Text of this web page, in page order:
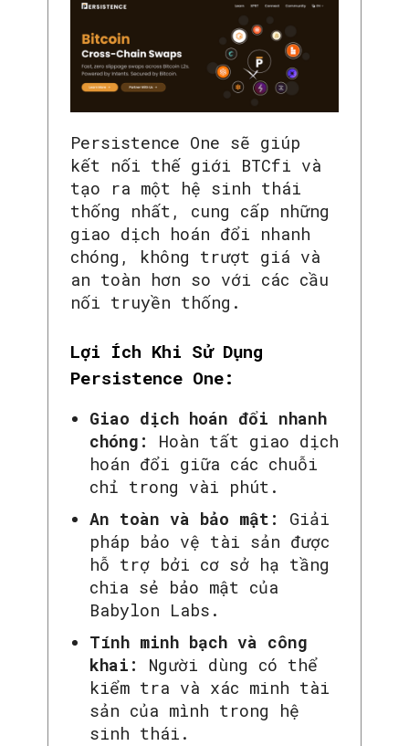
Persistence One sẽ giúp
kết nối thế giới BTCfi và
tạo ra một hệ sinh thái
thống nhất, cung cấp những
giao dịch hoán đổi nhanh
chóng, không trượt giá và
an toàn hơn so với các cầu
nối truyền thống.
Lợi Ích Khi Sử Dụng
Persistence One:
Giao dịch hoán đổi nhanh
chóng:
Hoàn tất giao dịch
hoán đổi giữa các chuỗi
chỉ trong vài phút.
An toàn và bảo mật:
Giải
pháp bảo vệ tài sản được
hỗ trợ bởi cơ sở hạ tầng
chia sẻ bảo mật của
Babylon Labs.
Tính minh bạch và công
khai:
Người dùng có thể
kiểm tra và xác minh tài
sản của mình trong hệ
sinh thái.